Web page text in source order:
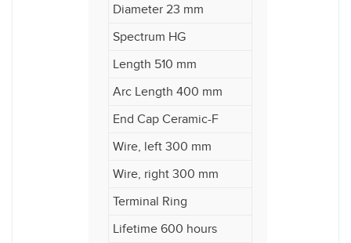
Diameter 23 mm
Spectrum HG
Length 510 mm
Arc Length 400 mm
End Cap Ceramic-F
Wire, left 300 mm
Wire, right 300 mm
Terminal Ring
Lifetime 600 hours